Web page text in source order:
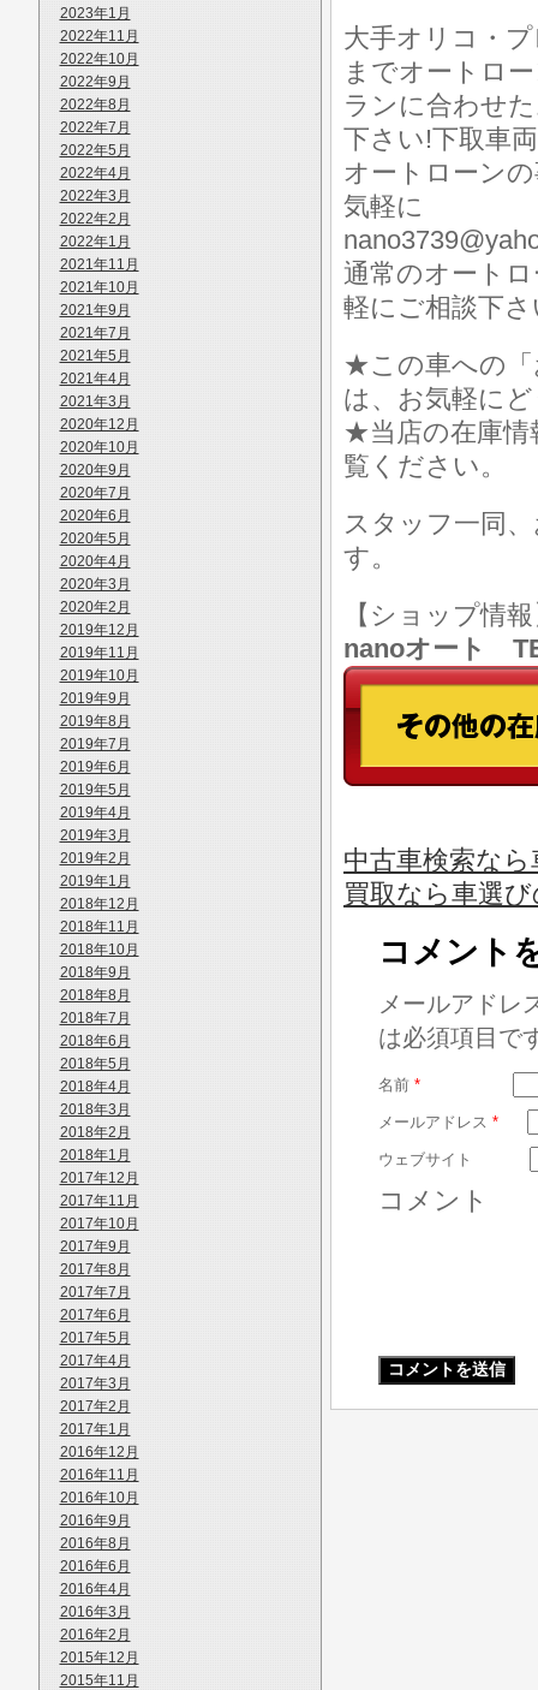
2023年1月
2022年11月
2022年10月
2022年9月
2022年8月
2022年7月
2022年5月
2022年4月
2022年3月
2022年2月
2022年1月
2021年11月
2021年10月
2021年9月
2021年7月
2021年5月
2021年4月
2021年3月
2020年12月
2020年10月
2020年9月
2020年7月
2020年6月
2020年5月
2020年4月
2020年3月
2020年2月
2019年12月
2019年11月
2019年10月
2019年9月
2019年8月
2019年7月
2019年6月
2019年5月
2019年4月
2019年3月
2019年2月
2019年1月
2018年12月
2018年11月
2018年10月
2018年9月
2018年8月
2018年7月
2018年6月
2018年5月
2018年4月
2018年3月
2018年2月
2018年1月
2017年12月
2017年11月
2017年10月
2017年9月
2017年8月
2017年7月
2017年6月
2017年5月
2017年4月
2017年3月
2017年2月
2017年1月
2016年12月
2016年11月
2016年10月
2016年9月
2016年8月
2016年6月
2016年4月
2016年3月
2016年2月
2015年12月
2015年11月
大手オリコ・
までオートロ
ランに合わせ
下さい!下取車
オートローン
気軽に
通常のオート
軽にご相談下
★この車への「
は、お気軽に
★当店の在庫情
覧ください。
スタッフ一同
す。
【ショップ情
nanoオート
中古車検索な
買取なら車選
コメント
メールアドレ
は必須項目で
名前 *
メールアドレス *
ウェブサイト
コメント